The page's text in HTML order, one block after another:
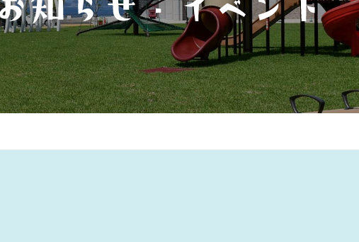
パークのご紹介
長崎市恐竜博物館
こども広場
水仙の丘
野母崎文化センター